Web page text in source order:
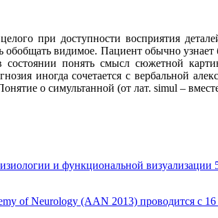
при доступности восприятия
обобщать видимое. Пациент обычно
состоянии понять смысл сюжетной
иногда сочетается с вербальной
о симультанной (от лат. simul –
и функциональной
of Neurology (AAN 2013) проводится с